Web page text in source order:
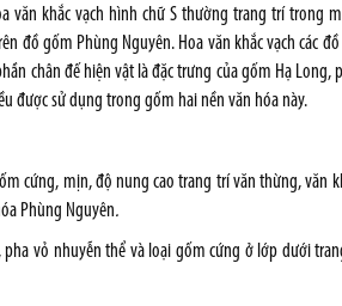
văn khắc vạch hình chữ S thường trang trí trong
đồ gốm Phùng Nguyên. Hoa văn khắc vạch các
chân đế hiện vật là đặc trưng của gốm Hạ Long,
được sử dụng trong gốm hai nền văn hóa này.
cứng, mịn, độ nung cao trang trí văn thừng, văn
Phùng Nguyên.
vỏ nhuyễn thể và loại gốm cứng ở lớp dưới